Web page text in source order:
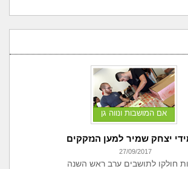
אם המושבות ונווה גן
יצחק שמיר למען הנזקקים
27/09/2017
חולקו לתושבים ערב ראש השנה